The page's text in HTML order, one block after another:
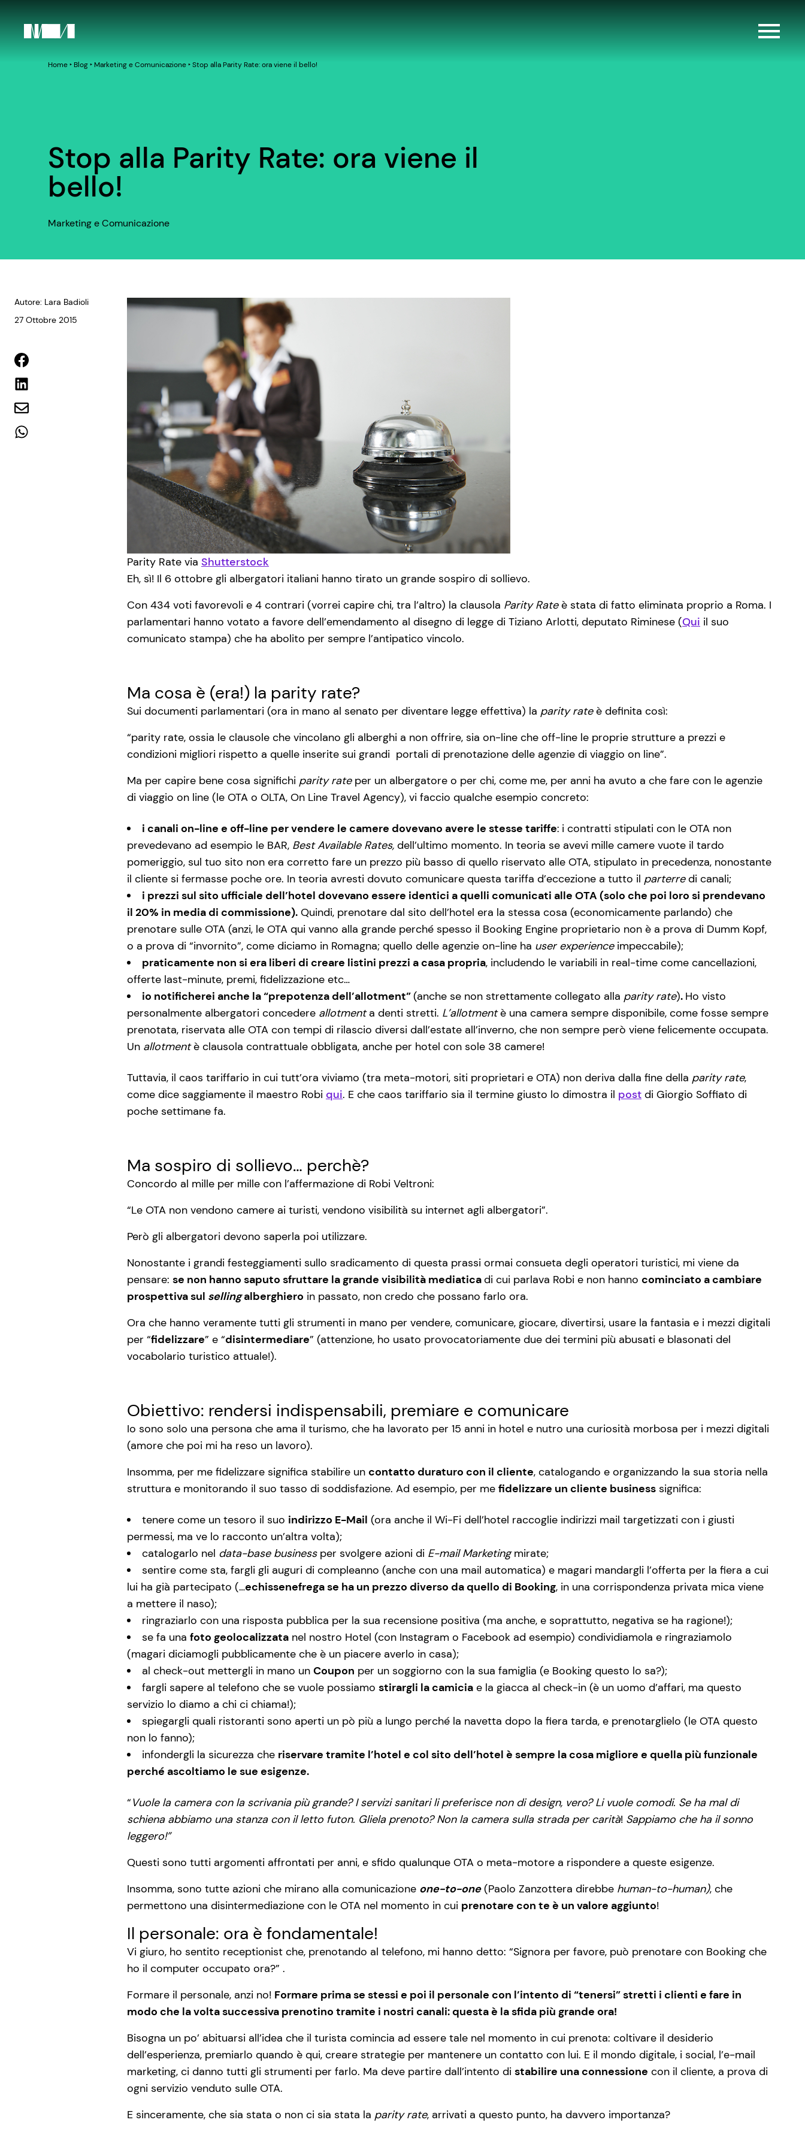
Home‣ Blog‣ Marketing e Comunicazione‣Stop alla Parity Rate: ora viene il bello!
Stop alla Parity Rate: ora viene il
bello!
Marketing e Comunicazione
Autore: Lara Badioli
27 Ottobre 2015
Parity Rate via Shutterstock
Eh, sì! Il 6 ottobre gli albergatori italiani hanno tirato un grande sospiro di sollievo.
Con 434 voti favorevoli e 4 contrari (vorrei capire chi, tra l’altro) la clausola Parity Rateè stata di fatto eliminata proprio a Roma. I
parlamentari hanno votato a favore dell’emendamento al disegno di legge di Tiziano Arlotti, deputato Riminese (Qui il suo
comunicato stampa) che ha abolito per sempre l’antipatico vincolo.
Ma cosa è (era!) la parity rate?
Sui documenti parlamentari (ora in mano al senato per diventare legge effettiva) la parity rateè definita così:
“parity rate, ossia le clausole che vincolano gli alberghi a non offrire, sia on-line che off-line le proprie strutture a prezzi e
condizioni migliori rispetto a quelle inserite sui grandi portali di prenotazione delle agenzie di viaggio on line”.
Ma per capire bene cosa significhi parity rateper un albergatore o per chi, come me, per anni ha avuto a che fare con le agenzie
di viaggio on line (le OTA o OLTA, On Line Travel Agency), vi faccio qualche esempio concreto:
i canali on-line e off-line per vendere le camere dovevano avere le stesse tariffe: i contratti stipulati con le OTA non
prevedevano ad esempio le BAR, Best Available Rates, dell’ultimo momento. In teoria se avevi mille camere vuote il tardo
pomeriggio, sul tuo sito non era corretto fare un prezzo più basso di quello riservato alle OTA, stipulato in precedenza, nonostante
il cliente si fermasse poche ore. In teoria avresti dovuto comunicare questa tariffa d’eccezione a tutto il parterredi canali;
i prezzi sul sito ufficiale dell’hotel dovevano essere identici a quelli comunicati alle OTA (solo che poi loro si prendevano
il 20% in media di commissione). Quindi, prenotare dal sito dell’hotel era la stessa cosa (economicamente parlando) che
prenotare sulle OTA (anzi, le OTA qui vanno alla grande perché spesso il Booking Engine proprietario non è a prova di Dumm Kopf,
o a prova di “invornito”, come diciamo in Romagna; quello delle agenzie on-line ha user experienceimpeccabile);
praticamente non si era liberi di creare listini prezzi a casa propria, includendo le variabili in real-time come cancellazioni,
offerte last-minute, premi, fidelizzazione etc…
io notificherei anche la “prepotenza dell’allotment”(anche se non strettamente collegato alla parity rate). Ho visto
personalmente albergatori concedere allotmenta denti stretti. L’allotmentè una camera sempre disponibile, come fosse sempre
prenotata, riservata alle OTA con tempi di rilascio diversi dall’estate all’inverno, che non sempre però viene felicemente occupata.
Un allotmentè clausola contrattuale obbligata, anche per hotel con sole 38 camere!
Tuttavia, il caos tariffario in cui tutt’ora viviamo (tra meta-motori, siti proprietari e OTA) non deriva dalla fine della parity rate,
come dice saggiamente il maestro Robi qui. E che caos tariffario sia il termine giusto lo dimostra il post di Giorgio Soffiato di
poche settimane fa.
Ma sospiro di sollievo… perchè?
Concordo al mille per mille con l’affermazione di Robi Veltroni:
“Le OTA non vendono camere ai turisti, vendono visibilità su internet agli albergatori”.
Però gli albergatori devono saperla poi utilizzare.
Nonostante i grandi festeggiamenti sullo sradicamento di questa prassi ormai consueta degli operatori turistici, mi viene da
pensare: se non hanno saputo sfruttare la grande visibilità mediaticadi cui parlava Robi e non hanno cominciato a cambiare
prospettiva sul sellingalberghiero in passato, non credo che possano farlo ora.
Ora che hanno veramente tutti gli strumenti in mano per vendere, comunicare, giocare, divertirsi, usare la fantasia e i mezzi digitali
per “fidelizzare” e “disintermediare” (attenzione, ho usato provocatoriamente due dei termini più abusati e blasonati del
vocabolario turistico attuale!).
Obiettivo: rendersi indispensabili, premiare e comunicare
Io sono solo una persona che ama il turismo, che ha lavorato per 15 anni in hotel e nutro una curiosità morbosa per i mezzi digitali
(amore che poi mi ha reso un lavoro).
Insomma, per me fidelizzare significa stabilire un contatto duraturo con il cliente, catalogando e organizzando la sua storia nella
struttura e monitorando il suo tasso di soddisfazione. Ad esempio, per me fidelizzare un cliente business significa:
tenere come un tesoro il suo indirizzo E-Mail (ora anche il Wi-Fi dell’hotel raccoglie indirizzi mail targetizzati con i giusti
permessi, ma ve lo racconto un’altra volta);
catalogarlo nel data-base businessper svolgere azioni di E-mail Marketingmirate;
sentire come sta, fargli gli auguri di compleanno (anche con una mail automatica) e magari mandargli l’offerta per la fiera a cui
lui ha già partecipato (…echissenefrega se ha un prezzo diverso da quello di Booking, in una corrispondenza privata mica viene
a mettere il naso);
ringraziarlo con una risposta pubblica per la sua recensione positiva (ma anche, e soprattutto, negativa se ha ragione!);
se fa una foto geolocalizzata nel nostro Hotel (con Instagram o Facebook ad esempio) condividiamola e ringraziamolo
(magari diciamogli pubblicamente che è un piacere averlo in casa);
al check-out mettergli in mano un Coupon per un soggiorno con la sua famiglia (e Booking questo lo sa?);
fargli sapere al telefono che se vuole possiamo stirargli la camicia e la giacca al check-in (è un uomo d’affari, ma questo
servizio lo diamo a chi ci chiama!);
spiegargli quali ristoranti sono aperti un pò più a lungo perché la navetta dopo la fiera tarda, e prenotarglielo (le OTA questo
non lo fanno);
infondergli la sicurezza che riservare tramite l’hotel e col sito dell’hotel è sempre la cosa migliore e quella più funzionale
perché ascoltiamo le sue esigenze.
“Vuole la camera con la scrivania più grande? I servizi sanitari li preferisce non di design, vero? Li vuole comodi. Se ha mal di
schiena abbiamo una stanza con il letto futon. Gliela prenoto? Non la camera sulla strada per carità! Sappiamo che ha il sonno
leggero!”
Questi sono tutti argomenti affrontati per anni, e sfido qualunque OTA o meta-motore a rispondere a queste esigenze.
Insomma, sono tutte azioni che mirano alla comunicazione one-to-one(Paolo Zanzottera direbbe human-to-human), che
permettono una disintermediazione con le OTA nel momento in cui prenotare con te è un valore aggiunto!
Il personale: ora è fondamentale!
Vi giuro, ho sentito receptionist che, prenotando al telefono, mi hanno detto: “Signora per favore, può prenotare con Booking che
ho il computer occupato ora?” .
Formare il personale, anzi no! Formare prima se stessi e poi il personale con l’intento di “tenersi” stretti i clienti e fare in
modo che la volta successiva prenotino tramite i nostri canali: questa è la sfida più grande ora!
Bisogna un po’ abituarsi all’idea che il turista comincia ad essere tale nel momento in cui prenota: coltivare il desiderio
dell’esperienza, premiarlo quando è qui, creare strategie per mantenere un contatto con lui. E il mondo digitale, i social, l’e-mail
marketing, ci danno tutti gli strumenti per farlo. Ma deve partire dall’intento di stabilire una connessione con il cliente, a prova di
ogni servizio venduto sulle OTA.
E sinceramente, che sia stata o non ci sia stata la parity rate, arrivati a questo punto, ha davvero importanza?